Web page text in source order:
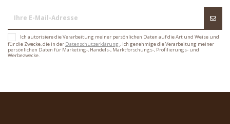
Ich autorisiere die Verarbeitung meiner persönlichen Daten auf die Art und Weise und
für die Zwecke, die in der Datenschutzerklärung . Ich genehmige die Verarbeitung meiner
persönlichen Daten für Marketing-, Handels-, Marktforschungs-, Profilierungs- und
Werbezwecke.